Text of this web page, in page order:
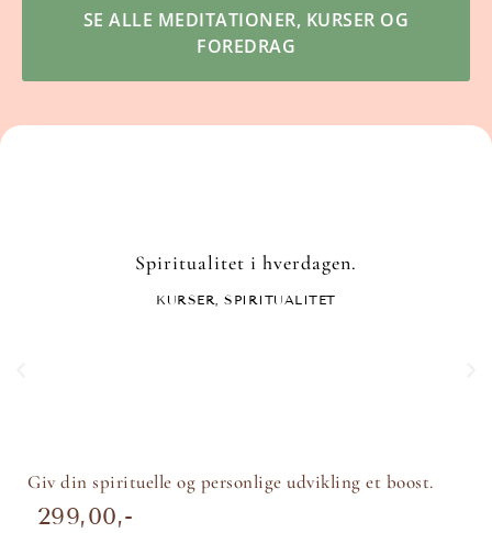
SE ALLE MEDITATIONER, KURSER OG
FOREDRAG
Spiritualitet i hverdagen.
KURSER ,SPIRITUALITET
Giv din spirituelle og personlige udvikling et boost.
299,00